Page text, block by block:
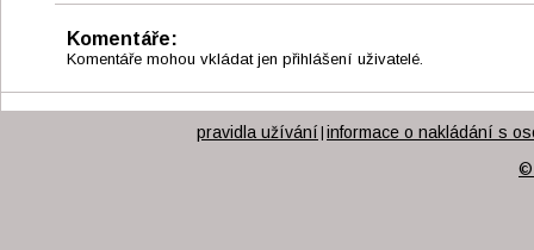
Komentáře:
Komentáře mohou vkládat jen přihlášení uživatelé.
pravidla užívání informace o nakládání s
©